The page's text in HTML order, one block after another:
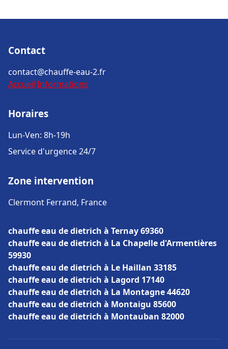
Contact
contact@chauffe-eau-2.fr
Accueil Informations
Horaires
Lun-Ven: 8h-19h
Service d'urgence 24/7
Zone intervention
Clermont Ferrand, France
chauffe eau de dietrich à Ternay 69360
chauffe eau de dietrich à La Chapelle d'Armentières
59930
chauffe eau de dietrich à Le Haillan 33185
chauffe eau de dietrich à Lagord 17140
chauffe eau de dietrich à La Montagne 44620
chauffe eau de dietrich à Montaigu 85600
chauffe eau de dietrich à Montauban 82000